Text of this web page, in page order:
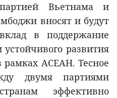
Вьетнама и
вносят и будут
в поддержание
развития
рамках АСЕАН. Тесное
двумя партиями
эффективно